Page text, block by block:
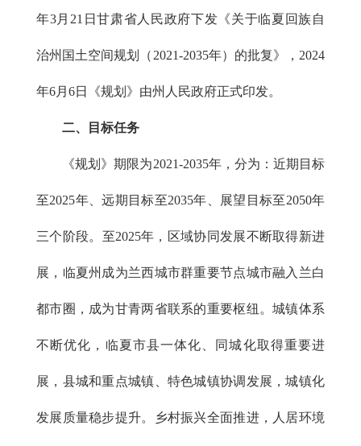
年3月21日甘肃省人民政府下发《关于临夏回族自
治州国土空间规划（2021-2035年）的批复》，2024
年6月6日《规划》由州人民政府正式印发。
二、目标任务
《规划》期限为2021-2035年，分为：近期目标
至2025年、远期目标至2035年、展望目标至2050年
三个阶段。至2025年，区域协同发展不断取得新进
展，临夏州成为兰西城市群重要节点城市融入兰白
都市圈，成为甘青两省联系的重要枢纽。城镇体系
不断优化，临夏市县一体化、同城化取得重要进
展，县城和重点城镇、特色城镇协调发展，城镇化
发展质量稳步提升。乡村振兴全面推进，人居环境